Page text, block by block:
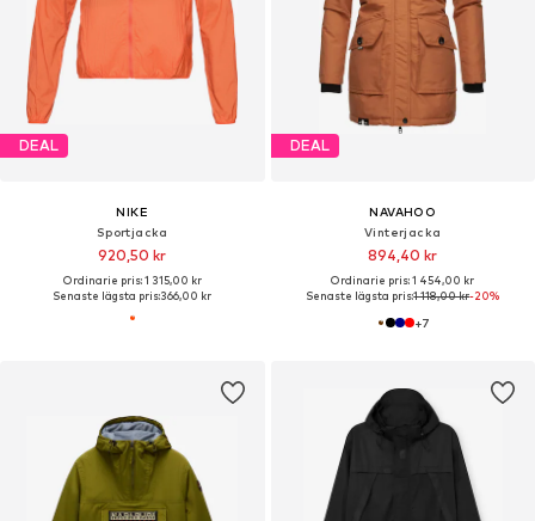
DEAL
NIKE
Sportjacka
920,50 kr
Ordinarie pris: 1 315,00 kr
Senaste lägsta pris:366,00 kr
DEAL
NAVAHOO
Vinterjacka
894,40 kr
Ordinarie pris: 1 454,00 kr
Senaste lägsta pris:1 118,00 kr-20%
+7